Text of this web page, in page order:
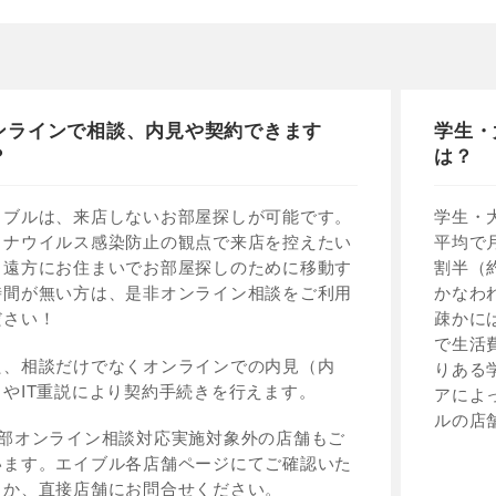
ラインで相談、内見や契約できます
ルは、来店しないお部屋探しが可能です。
ウイルス感染防止の観点で来店を控えたい
方にお住まいでお部屋探しのために移動す
が無い方は、是非オンライン相談をご利用
い！
相談だけでなくオンラインでの内見（内
IT重説により契約手続きを行えます。
オンライン相談対応実施対象外の店舗もご
す。エイブル各店舗ページにてご確認いた
、直接店舗にお問合せください。
学生
は？
学生・
平均で
割半（
かなわ
疎かに
で生活
りある
アによ
ルの店